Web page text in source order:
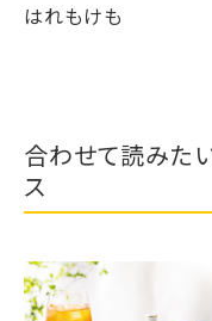
はれもけも
合わせて読みた
ス